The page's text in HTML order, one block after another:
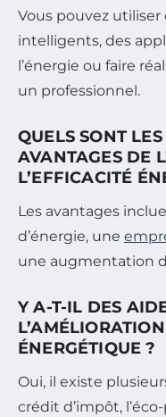
Vous pouvez
intelligents, des
l’énergie ou faire
un professionnel.
QUELS SONT
AVANTAGES DE
L’EFFICACITÉ
Les avantages
d’énergie, une
une augmentation
Y A-T-IL DES
ÉNERGÉTIQUE ?
Oui, il existe
crédit d’impôt,